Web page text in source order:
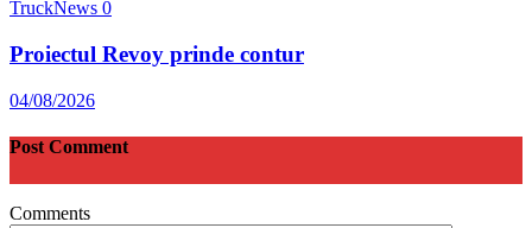
TruckNews 0
Proiectul Revoy prinde contur
04/08/2026
Post Comment
Comments